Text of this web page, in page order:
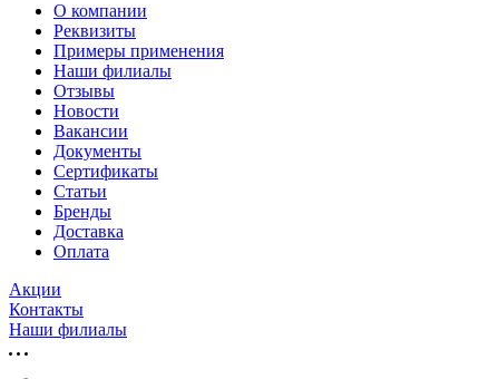
О компании
Реквизиты
Примеры применения
Наши филиалы
Отзывы
Новости
Вакансии
Документы
Cертификаты
Статьи
Бренды
Доставка
Оплата
Акции
Контакты
Наши филиалы